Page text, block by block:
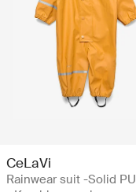
CeLaVi
Rainwear suit -Solid PU